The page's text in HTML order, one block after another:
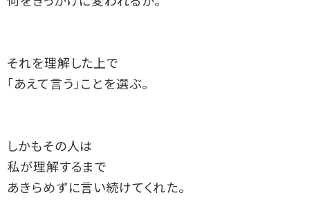
それを理解した上で
「あえて言う」ことを選ぶ。
しかもその人は
私が理解するまで
あきらめずに言い続けてくれた。